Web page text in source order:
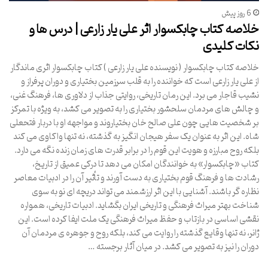
6 روز پیش
خلاصه کتاب چابکسوار اثر علی یار زارعی | درس ها و
نکات کلیدی
خلاصه کتاب چابکسوار ( نویسنده علی یار زارعی ) کتاب چابکسوار اثری ماندگار
از علی یار زارعی است که خواننده را به قلب سرزمین بختیاری و دوران پرفراز و
نشیب قاجار می برد. این رمان تاریخی، روایتی جذاب از دلاوری ها، فرهنگ غنی،
و چالش های مردمان سلحشور بختیاری را به تصویر می کشد، به ویژه با تمرکز
بر شخصیت هایی چون علی صالح خان بختیاروند و مواجهه او با دربار فتحعلی
شاه. این اثر به عنوان یک سفر هیجان انگیز به گذشته، نه تنها واکاوی می کند
بلکه روح مبارزه و هویت این قوم را در برابر قدرت های زمان زنده نگه می دارد.
کتاب «چابکسوار» به خوانندگان امکان می دهد تا درکی عمیق از تاریخ،
رشادت ها و فرهنگ قوم بختیاری به دست آورند و تأثیر آن را در ادبیات معاصر
نظاره گر باشند. آشنایی با این اثر ارزشمند می تواند دریچه ای نو به سوی
شناخت بهتر میراث فرهنگی و تاریخی ایران بگشاید. ادبیات تاریخی، همواره
نقشی اساسی در بازتاب و حفظ میراث فرهنگی یک ملت ایفا کرده است. این
ژانر، نه تنها وقایع گذشته را روایت می کند، بلکه روح و جوهره ی مردمان آن
دوران را نیز به تصویر می کشد. در میان آثار برجسته …